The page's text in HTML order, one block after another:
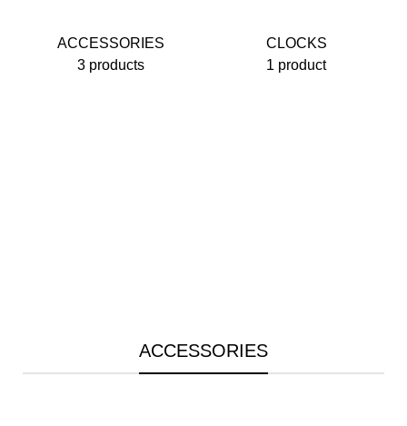
ACCESSORIES
3 products
CLOCKS
1 product
ACCESSORIES